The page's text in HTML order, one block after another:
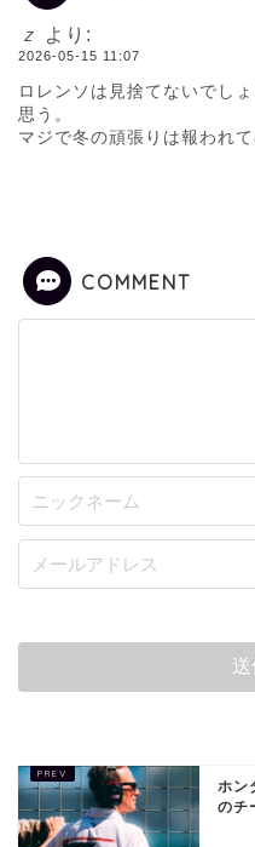
ｚ より:
2026-05-15 11:07
ロレンソは見捨てないでし
思う。
マジで冬の頑張りは報われ
COMMENT
ホン
のチ